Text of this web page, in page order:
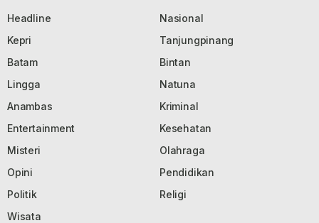
Headline
Nasional
Kepri
Tanjungpinang
Batam
Bintan
Lingga
Natuna
Anambas
Kriminal
Entertainment
Kesehatan
Misteri
Olahraga
Opini
Pendidikan
Politik
Religi
Wisata